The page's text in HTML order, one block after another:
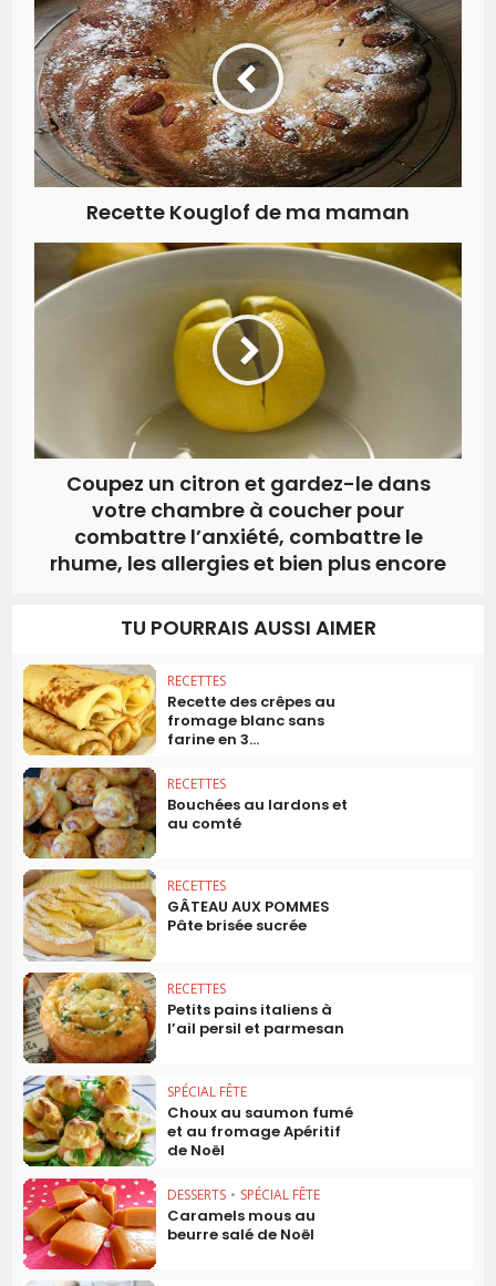
Recette Kouglof de ma maman
Coupez un citron et gardez-le dans
votre chambre à coucher pour
combattre l’anxiété, combattre le
rhume, les allergies et bien plus encore
TU POURRAIS AUSSI AIMER
RECETTES
Recette des crêpes au
fromage blanc sans
farine en 3...
RECETTES
Bouchées au lardons et
au comté
RECETTES
GÂTEAU AUX POMMES
Pâte brisée sucrée
RECETTES
Petits pains italiens à
l’ail persil et parmesan
SPÉCIAL FÊTE
Choux au saumon fumé
et au fromage Apéritif
de Noël
DESSERTS • SPÉCIAL FÊTE
Caramels mous au
beurre salé de Noël